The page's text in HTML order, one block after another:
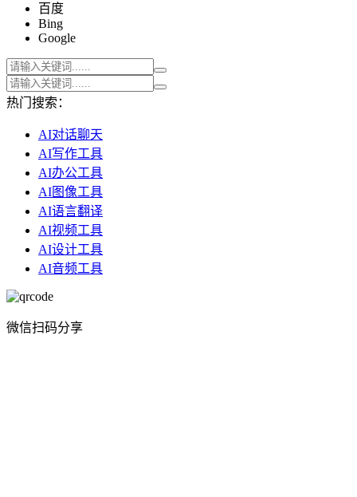
百度
Bing
Google
热门搜索：
AI对话聊天
AI写作工具
AI办公工具
AI图像工具
AI语言翻译
AI视频工具
AI设计工具
AI音频工具
微信扫码分享